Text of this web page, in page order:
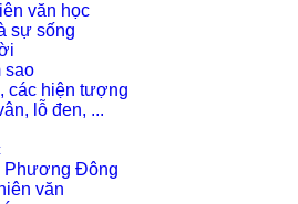
văn học
sự sống
sao
các hiện tượng
lỗ đen, ...
Phương Đông
văn